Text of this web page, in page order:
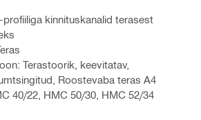
kinnituskanalid terasest
Terastoorik, keevitatav,
Roostevaba teras A4
40/22, HMC 50/30, HMC 52/34